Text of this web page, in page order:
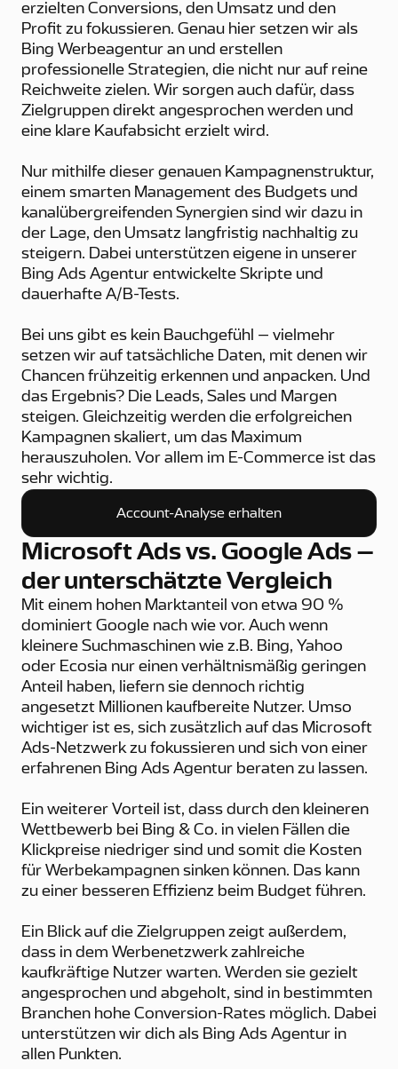
erzielten Conversions, den Umsatz und den
Profit zu fokussieren. Genau hier setzen wir als
Bing Werbeagentur an und erstellen
professionelle Strategien, die nicht nur auf reine
Reichweite zielen. Wir sorgen auch dafür, dass
Zielgruppen direkt angesprochen werden und
eine klare Kaufabsicht erzielt wird.
Nur mithilfe dieser genauen Kampagnenstruktur,
einem smarten Management des Budgets und
kanalübergreifenden Synergien sind wir dazu in
der Lage, den Umsatz langfristig nachhaltig zu
steigern. Dabei unterstützen eigene in unserer
Bing Ads Agentur entwickelte Skripte und
dauerhafte A/B-Tests.
Bei uns gibt es kein Bauchgefühl – vielmehr
setzen wir auf tatsächliche Daten, mit denen wir
Chancen frühzeitig erkennen und anpacken. Und
das Ergebnis? Die Leads, Sales und Margen
steigen. Gleichzeitig werden die erfolgreichen
Kampagnen skaliert, um das Maximum
herauszuholen. Vor allem im E-Commerce ist das
sehr wichtig.
Account-Analyse erhalten
Microsoft Ads vs. Google Ads –
der unterschätzte Vergleich
Mit einem hohen Marktanteil von etwa 90 %
dominiert Google nach wie vor. Auch wenn
kleinere Suchmaschinen wie z.B. Bing, Yahoo
oder Ecosia nur einen verhältnismäßig geringen
Anteil haben, liefern sie dennoch richtig
angesetzt Millionen kaufbereite Nutzer. Umso
wichtiger ist es, sich zusätzlich auf das Microsoft
Ads-Netzwerk zu fokussieren und sich von einer
erfahrenen Bing Ads Agentur beraten zu lassen.
Ein weiterer Vorteil ist, dass durch den kleineren
Wettbewerb bei Bing & Co. in vielen Fällen die
Klickpreise niedriger sind und somit die Kosten
für Werbekampagnen sinken können. Das kann
zu einer besseren Effizienz beim Budget führen.
Ein Blick auf die Zielgruppen zeigt außerdem,
dass in dem Werbenetzwerk zahlreiche
kaufkräftige Nutzer warten. Werden sie gezielt
angesprochen und abgeholt, sind in bestimmten
Branchen hohe Conversion-Rates möglich. Dabei
unterstützen wir dich als Bing Ads Agentur in
allen Punkten.